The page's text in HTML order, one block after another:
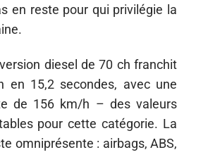
en reste pour qui privilégie la
diesel de 70 ch franchit
en 15,2 secondes, avec une
de 156 km/h – des valeurs
pour cette catégorie. La
omniprésente : airbags, ABS,